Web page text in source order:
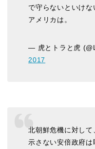
で守らないといけな
アメリカは。
— 虎とトラと虎
2017
北朝鮮危機に対し
示さない安倍政府